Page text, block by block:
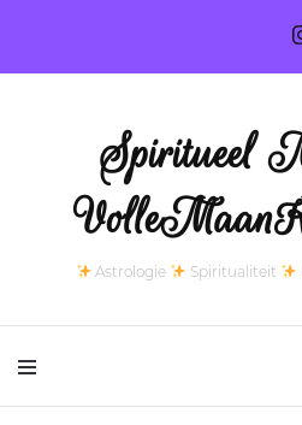
Spiritueel
Astrologie Spiritualiteit